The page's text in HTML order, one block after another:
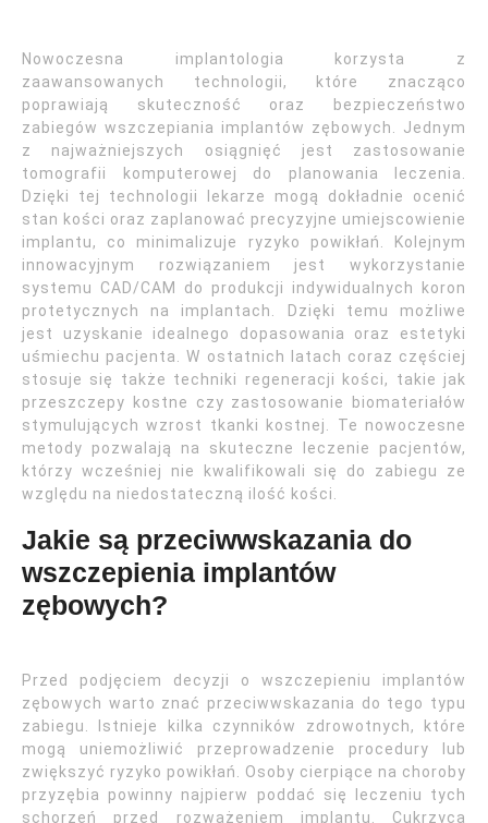
Nowoczesna implantologia korzysta z
zaawansowanych technologii, które znacząco
poprawiają skuteczność oraz bezpieczeństwo
zabiegów wszczepiania implantów zębowych. Jednym
z najważniejszych osiągnięć jest zastosowanie
tomografii komputerowej do planowania leczenia.
Dzięki tej technologii lekarze mogą dokładnie ocenić
stan kości oraz zaplanować precyzyjne umiejscowienie
implantu, co minimalizuje ryzyko powikłań. Kolejnym
innowacyjnym rozwiązaniem jest wykorzystanie
systemu CAD/CAM do produkcji indywidualnych koron
protetycznych na implantach. Dzięki temu możliwe
jest uzyskanie idealnego dopasowania oraz estetyki
uśmiechu pacjenta. W ostatnich latach coraz częściej
stosuje się także techniki regeneracji kości, takie jak
przeszczepy kostne czy zastosowanie biomateriałów
stymulujących wzrost tkanki kostnej. Te nowoczesne
metody pozwalają na skuteczne leczenie pacjentów,
którzy wcześniej nie kwalifikowali się do zabiegu ze
względu na niedostateczną ilość kości.
Jakie są przeciwwskazania do
wszczepienia implantów
zębowych?
Przed podjęciem decyzji o wszczepieniu implantów
zębowych warto znać przeciwwskazania do tego typu
zabiegu. Istnieje kilka czynników zdrowotnych, które
mogą uniemożliwić przeprowadzenie procedury lub
zwiększyć ryzyko powikłań. Osoby cierpiące na choroby
przyzębia powinny najpierw poddać się leczeniu tych
schorzeń przed rozważeniem implantu. Cukrzyca